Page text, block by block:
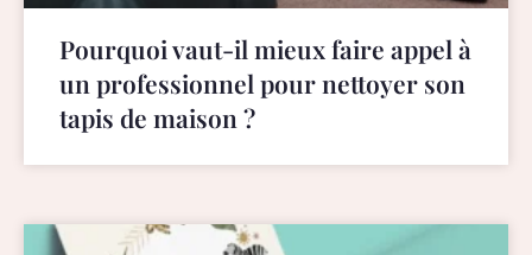
Pourquoi vaut-il mieux faire appel à
un professionnel pour nettoyer son
tapis de maison ?